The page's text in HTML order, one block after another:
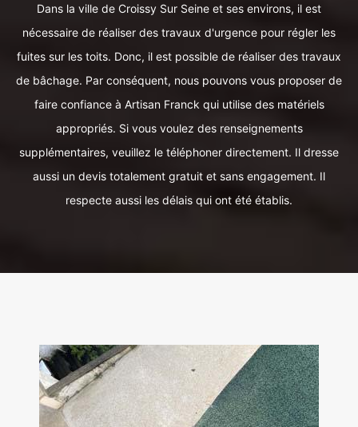
Dans la ville de Croissy Sur Seine et ses environs, il est
nécessaire de réaliser des travaux d'urgence pour régler les
fuites sur les toits. Donc, il est possible de réaliser des travaux
de bâchage. Par conséquent, nous pouvons vous proposer de
faire confiance à Artisan Franck qui utilise des matériels
appropriés. Si vous voulez des renseignements
supplémentaires, veuillez le téléphoner directement. Il dresse
aussi un devis totalement gratuit et sans engagement. Il
respecte aussi les délais qui ont été établis.